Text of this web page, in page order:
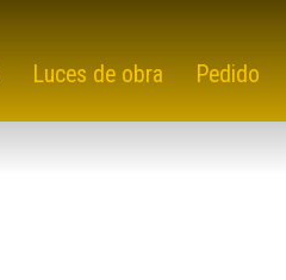
Luces de obra Pedido